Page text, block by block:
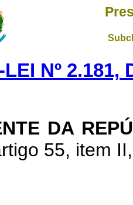
Nº 2.181,
DA
55, item